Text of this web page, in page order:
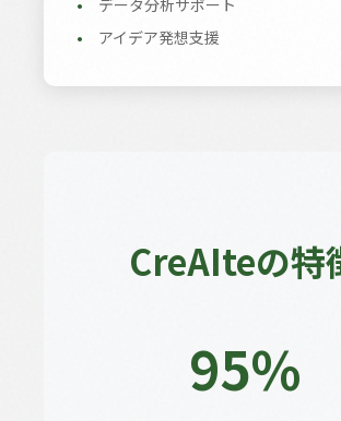
•
データ分析サポート
•
アイデア発想支援
CreAIteの特
95%